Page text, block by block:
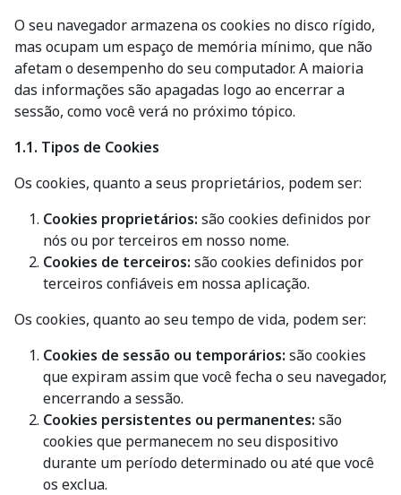
O seu navegador armazena os cookies no disco rígido,
mas ocupam um espaço de memória mínimo, que não
afetam o desempenho do seu computador. A maioria
das informações são apagadas logo ao encerrar a
sessão, como você verá no próximo tópico.
1.1. Tipos de Cookies
Os cookies, quanto a seus proprietários, podem ser:
Cookies proprietários: são cookies definidos por
nós ou por terceiros em nosso nome.
Cookies de terceiros: são cookies definidos por
terceiros confiáveis em nossa aplicação.
Os cookies, quanto ao seu tempo de vida, podem ser:
Cookies de sessão ou temporários: são cookies
que expiram assim que você fecha o seu navegador,
encerrando a sessão.
Cookies persistentes ou permanentes: são
cookies que permanecem no seu dispositivo
durante um período determinado ou até que você
os exclua.